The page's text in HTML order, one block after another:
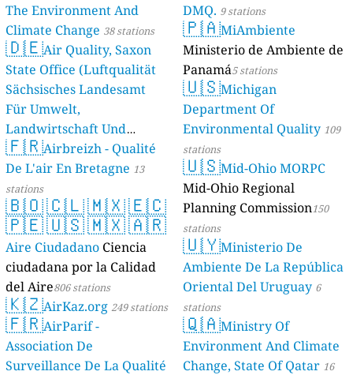
The Environment And
Climate Change 38 stations
🇩🇪Air Quality, Saxon
State Office (Luftqualität
Sächsisches Landesamt
Für Umwelt,
Landwirtschaft Und
Geologie) 50 stations
🇫🇷Airbreizh - Qualité
De L'air En Bretagne 13
stations
🇧🇴🇨🇱🇲🇽🇪🇨
🇵🇪🇺🇸🇲🇽🇦🇷
Aire Ciudadano Ciencia
ciudadana por la Calidad
del Aire806 stations
🇰🇿AirKaz.org 249 stations
🇫🇷AirParif -
Association De
Surveillance De La Qualité
DMQ. 9 stations
🇵🇦MiAmbiente
Ministerio de Ambiente de
Panamá5 stations
🇺🇸Michigan
Department Of
Environmental Quality 109
stations
🇺🇸Mid-Ohio MORPC
Mid-Ohio Regional
Planning Commission150
stations
🇺🇾Ministerio De
Ambiente De La República
Oriental Del Uruguay 6
stations
🇶🇦Ministry Of
Environment And Climate
Change, State Of Qatar 16